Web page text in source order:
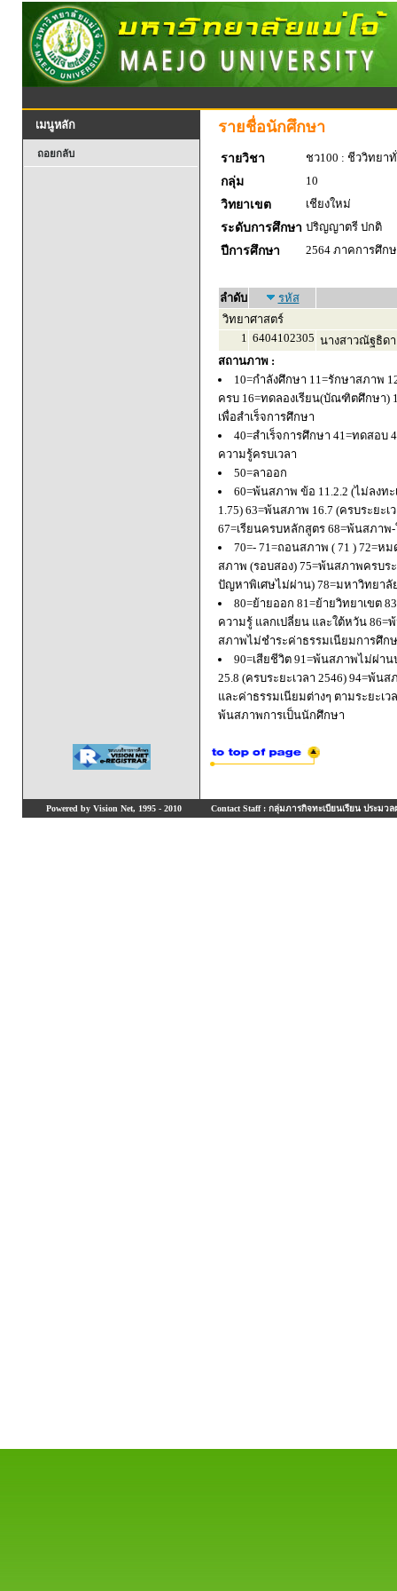
เมนูหลัก
ถอยกลับ
รายชื่อนักศึกษา
รายวิชา
ชว100 : ชีววิทยา
กลุ่ม
10
วิทยาเขต
เชียงใหม่
ระดับการศึกษา ปริญญาตรี ปกติ
ปีการศึกษา
2564 ภาคการศึก
ลำดับ
รหัส
วิทยาศาสตร์
1 6404102305 นางสาวณัฐธิด
สถานภาพ :
10=กำลังศึกษา 11=รักษาสภาพ
ครบ 16=ทดลองเรียน(บัณฑิตศึกษา)
เพื่อสำเร็จการศึกษา
40=สำเร็จการศึกษา 41=ทดสอบ
ความรู้ครบเวลา
50=ลาออก
60=พ้นสภาพ ข้อ 11.2.2 (ไม่ลงท
1.75) 63=พ้นสภาพ 16.7 (ครบระยะ
67=เรียนครบหลักสูตร 68=พ้นสภา
70=- 71=ถอนสภาพ ( 71 ) 72=
สภาพ (รอบสอง) 75=พ้นสภาพครบ
ปัญหาพิเศษไม่ผ่าน) 78=มหาวิทยา
80=ย้ายออก 81=ย้ายวิทยาเขต
ความรู้ แลกเปลี่ยน และใต้หวัน
สภาพไม่ชำระค่าธรรมเนียมการศึก
90=เสียชีวิต 91=พ้นสภาพไม่ผ่า
25.8 (ครบระยะเวลา 2546) 94=พ้
และค่าธรรมเนียมต่างๆ ตามระยะเ
พ้นสภาพการเป็นนักศึกษา
Powered by Vision Net, 1995 - 2010 Contact Staff : กลุ่มภารกิจทะเบียนเรียน ประมวล